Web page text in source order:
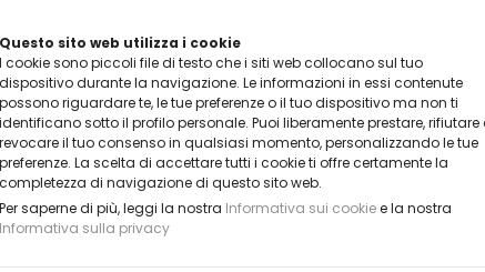
Questo sito web utilizza i cookie
I cookie sono piccoli file di testo che i siti web collocano sul tuo
dispositivo durante la navigazione. Le informazioni in essi contenute
possono riguardare te, le tue preferenze o il tuo dispositivo ma non ti
identificano sotto il profilo personale. Puoi liberamente prestare, rifiutare
revocare il tuo consenso in qualsiasi momento, personalizzando le tue
preferenze. La scelta di accettare tutti i cookie ti offre certamente la
completezza di navigazione di questo sito web.
Per saperne di più, leggi la nostra Informativa sui cookiee la nostra
Informativa sulla privacy
VUOI DIVENTARE UN NOSTRO RIVENDITORE?
CONTATTACI